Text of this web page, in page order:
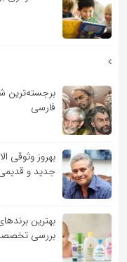
فارسی
بهروز وثوقی
جدید و
بهترین
بررسی